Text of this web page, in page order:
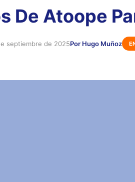
De Atoope
septiembre de 2025Por Hugo Muñoz